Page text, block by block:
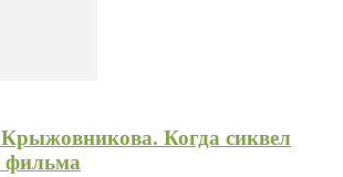
Когда сиквел
фильма